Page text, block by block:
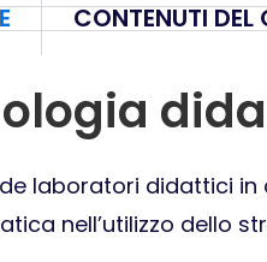
CONTENUTI DEL
laboratori didattici
nell’utilizzo dello